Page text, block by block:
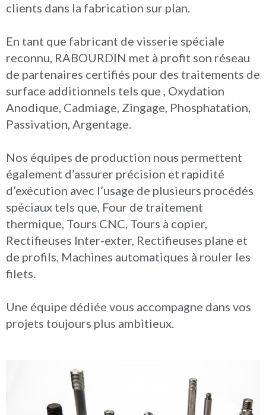
clients dans la fabrication sur plan.
En tant que fabricant de visserie spéciale
reconnu, RABOURDIN met à profit son réseau
de partenaires certifiés pour des traitements de
surface additionnels tels que , Oxydation
Anodique, Cadmiage, Zingage, Phosphatation,
Passivation, Argentage.
Nos équipes de production nous permettent
également d’assurer précision et rapidité
d’exécution avec l’usage de plusieurs procédés
spéciaux tels que, Four de traitement
thermique, Tours CNC, Tours à copier,
Rectifieuses Inter-exter, Rectifieuses plane et
de profils, Machines automatiques à rouler les
filets.
Une équipe dédiée vous accompagne dans vos
projets toujours plus ambitieux.